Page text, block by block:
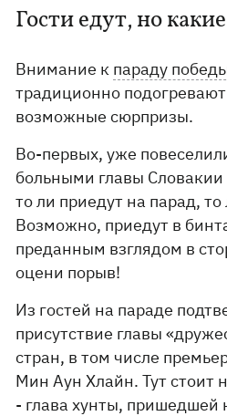
Гости едут, но
Внимание к параду
традиционно
возможные сюрпризы.
Во-первых, уже
больными главы
то ли приедут на парад,
Возможно, приедут в
преданным взглядом в
оцени порыв!
Из гостей на параде
присутствие главы
стран, в том числе
Мин Аун Хлайн. Тут стоит
- глава хунты, пришедшей